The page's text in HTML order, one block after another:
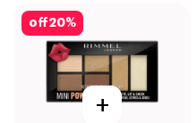
20%
off
+